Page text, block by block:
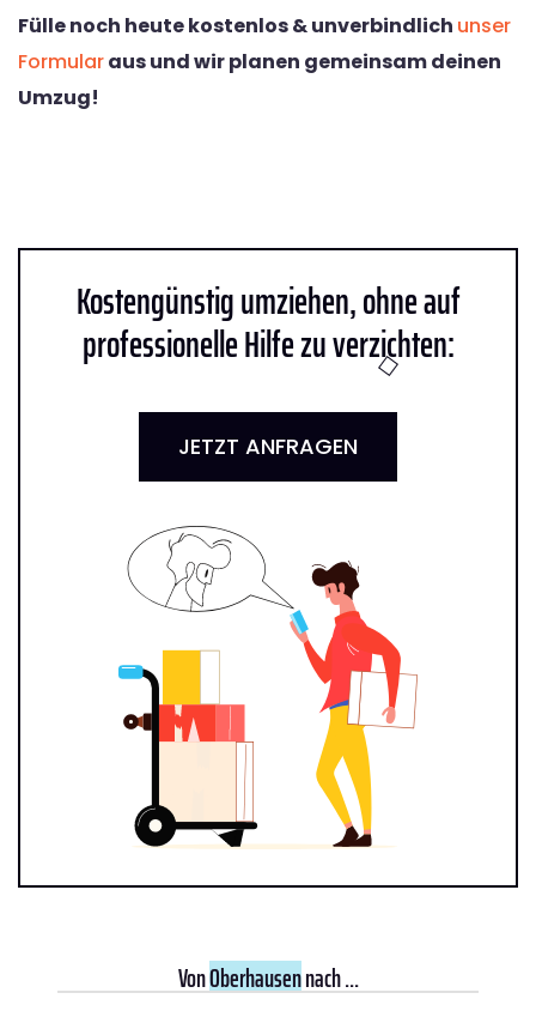
Fülle noch heute kostenlos & unverbindlich unser
Formularaus und wir planen gemeinsam deinen
Umzug!
Kostengünstig umziehen, ohne auf
professionelle Hilfe zu verzichten:
JETZT ANFRAGEN
VonOberhausennach ...